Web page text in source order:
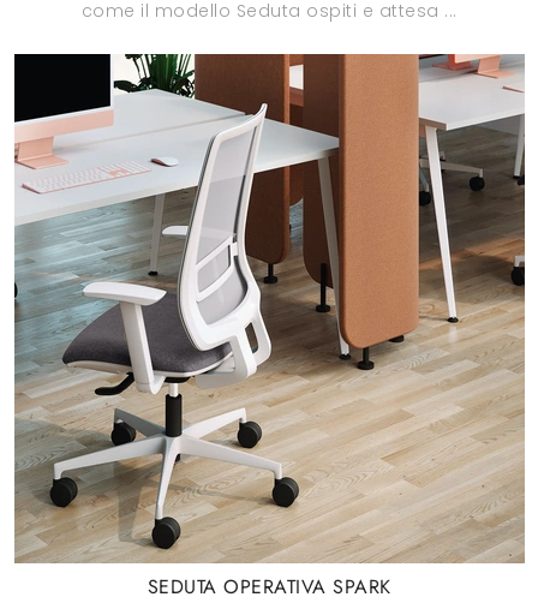
come il modello Seduta ospiti e attesa ...
SEDUTA OPERATIVA SPARK